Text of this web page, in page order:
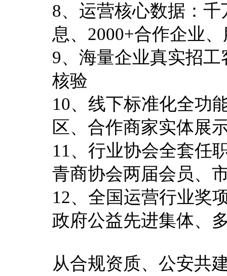
8、运营核心数据：
息、2000+合作企业
9、海量企业真实招
核验
10、线下标准化全功
区、合作商家实体展
11、行业协会全套任
青商协会两届会员、
12、全国运营行业奖
政府公益先进集体、
从合规资质、公安共